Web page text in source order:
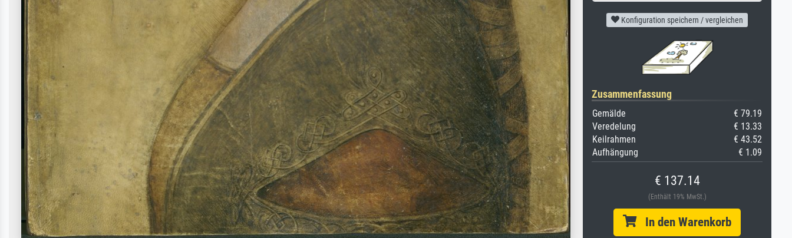
Konfiguration speichern / vergleichen
Zusammenfassung
Gemälde
€ 79.19
Veredelung
€ 13.33
Keilrahmen
€ 43.52
Aufhängung
€ 1.09
€ 137.14
(Enthält 19% MwSt.)
In den Warenkorb